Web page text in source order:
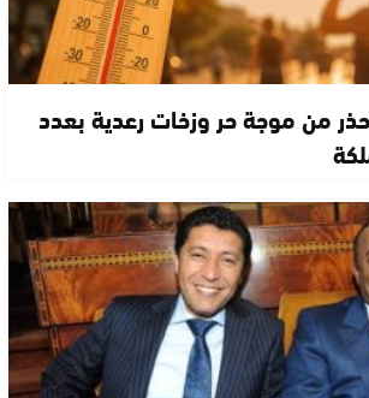
من موجة حر وزخات رعدية بعدد